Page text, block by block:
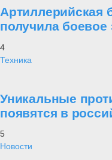
Артиллерийская
получила боевое
4
Техника
Уникальные
появятся в
5
Новости